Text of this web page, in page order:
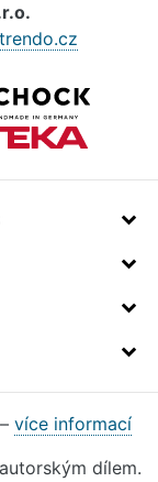
více informací
dílem.